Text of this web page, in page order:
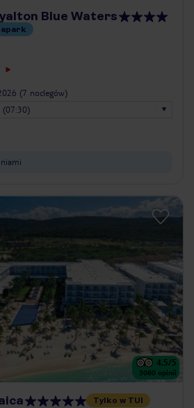
Blue Waters
(7 noclegów)
(07:30)
4.5/5
5080 opinii
Tylko w TUI